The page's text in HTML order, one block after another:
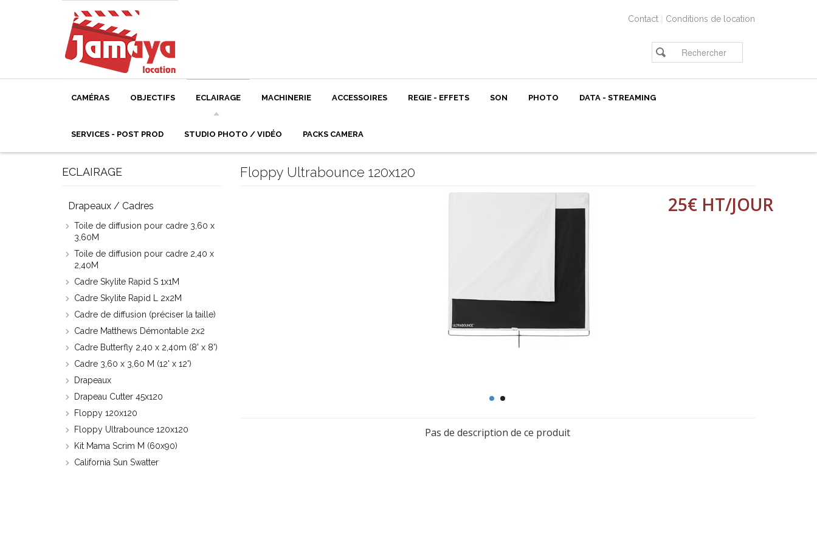
Contact | Conditions de location
CAMÉRAS OBJECTIFS ECLAIRAGE MACHINERIE ACCESSOIRES REGIE - EFFETS SON PHOTO DATA - STREAMING
SERVICES - POST PROD STUDIO PHOTO / VIDÉO PACKS CAMERA
ECLAIRAGE
Drapeaux / Cadres
Toile de diffusion pour cadre 3,60 x
3,60M
Toile de diffusion pour cadre 2,40 x
2,40M
Cadre Skylite Rapid S 1x1M
Cadre Skylite Rapid L 2x2M
Cadre de diffusion (préciser la taille)
Cadre Matthews Démontable 2x2
Cadre Butterfly 2,40 x 2,40m (8' x 8')
Cadre 3,60 x 3,60 M (12' x 12')
Drapeaux
Drapeau Cutter 45x120
Floppy 120x120
Floppy Ultrabounce 120x120
Kit Mama Scrim M (60x90)
California Sun Swatter
Floppy Ultrabounce 120x120
25€ HT/JOUR
Pas de description de ce produit